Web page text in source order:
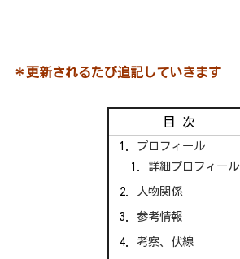
＊更新されるたび追記していきます
目次
プロフィール
詳細プロフィール
人物関係
参考情報
考察、伏線